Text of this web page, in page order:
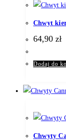
Chwyt
64,90 zł
Dodaj do
Chwyty